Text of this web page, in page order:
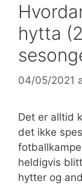
hytta
04/05/2021
Det er alltid
det ikke
heldigvis
hytter og